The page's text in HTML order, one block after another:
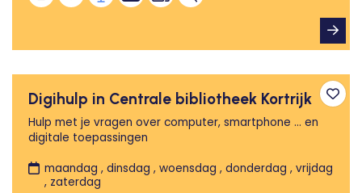
Digihulp in Centrale bibliotheek Kortrijk
Hulp met je vragen over computer, smartphone … en
digitale toepassingen
maandag , dinsdag , woensdag , donderdag , vrijdag
, zaterdag